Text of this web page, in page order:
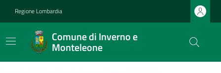
Regione Lombardia
Comune di Inverno e
Monteleone